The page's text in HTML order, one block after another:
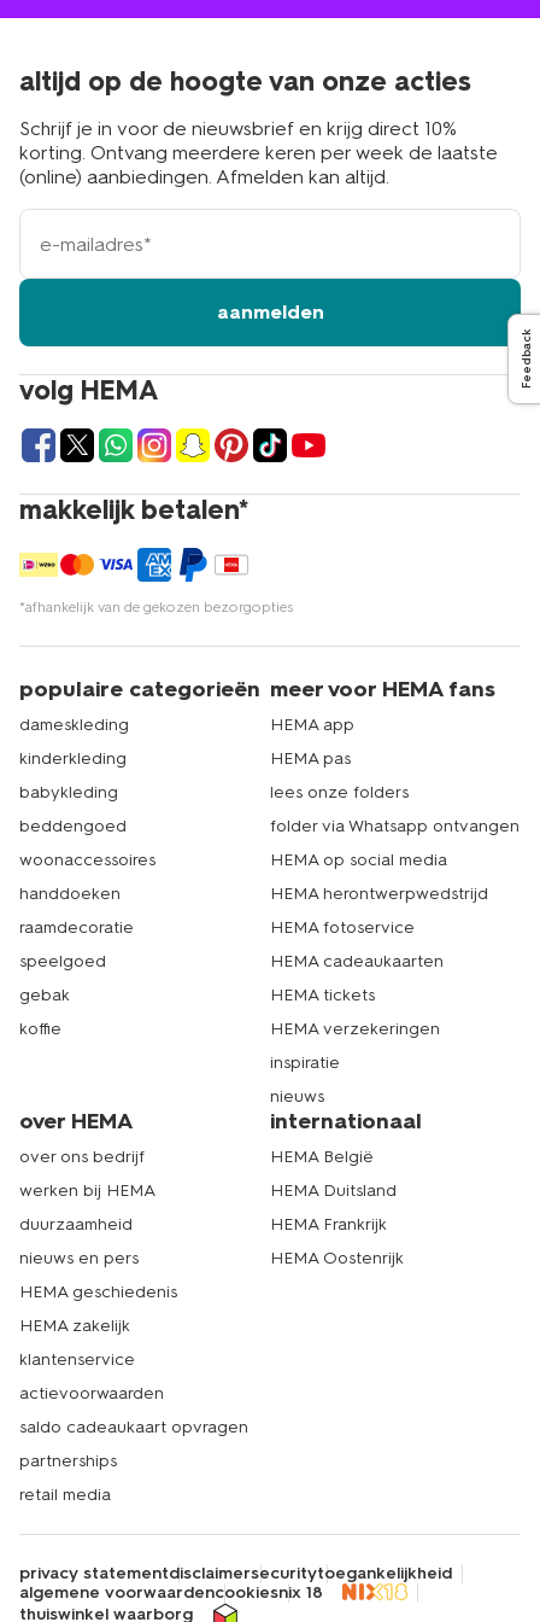
volg HEMA
makkelijk betalen*
*afhankelijk van de gekozen bezorgopties
altijd op de hoogte van onze acties
Schrijf je in voor de nieuwsbrief en krijg direct 10%
korting. Ontvang meerdere keren per week de laatste
(online) aanbiedingen. Afmelden kan altijd.
e-
mailadres
aanmelden
populaire categorieën
dameskleding
kinderkleding
babykleding
beddengoed
woonaccessoires
handdoeken
raamdecoratie
speelgoed
gebak
koffie
meer voor HEMA fans
HEMA app
HEMA pas
lees onze folders
folder via Whatsapp ontvangen
HEMA op social media
HEMA herontwerpwedstrijd
HEMA fotoservice
HEMA cadeaukaarten
HEMA tickets
HEMA verzekeringen
inspiratie
nieuws
over HEMA
over ons bedrijf
werken bij HEMA
duurzaamheid
nieuws en pers
HEMA geschiedenis
HEMA zakelijk
klantenservice
actievoorwaarden
saldo cadeaukaart opvragen
partnerships
retail media
internationaal
HEMA België
HEMA Duitsland
HEMA Frankrijk
HEMA Oostenrijk
privacy statementdisclaimersecuritytoegankelijkheid
algemene voorwaardencookiesnix 18
thuiswinkel waarborg
Feedback